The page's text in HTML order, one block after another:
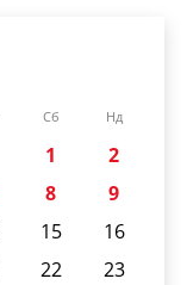
Сб Нд
1
2
8
9
15
16
22
23